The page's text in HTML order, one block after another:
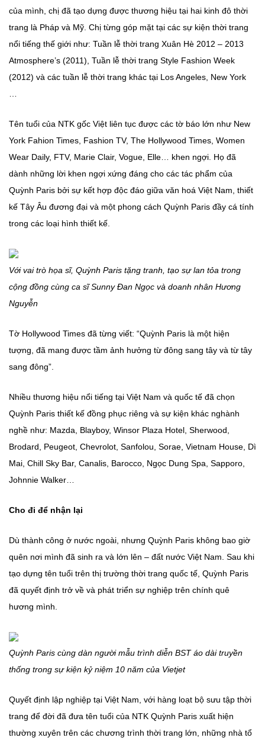
của mình, chị đã tạo dựng được thương hiệu tại hai kinh đô thời
trang là Pháp và Mỹ. Chị từng góp mặt tại các sự kiện thời trang
nổi tiếng thế giới như: Tuần lễ thời trang Xuân Hè 2012 – 2013
Atmosphere’s (2011), Tuần lễ thời trang Style Fashion Week
(2012) và các tuần lễ thời trang khác tại Los Angeles, New York
…
Tên tuổi của NTK gốc Việt liên tục được các tờ báo lớn như New
York Fahion Times, Fashion TV, The Hollywood Times, Women
Wear Daily, FTV, Marie Clair, Vogue, Elle… khen ngợi. Họ đã
dành những lời khen ngợi xứng đáng cho các tác phẩm của
Quỳnh Paris bởi sự kết hợp độc đáo giữa văn hoá Việt Nam, thiết
kế Tây Âu đương đại và một phong cách Quỳnh Paris đầy cá tính
trong các loại hình thiết kế.
Với vai trò họa sĩ, Quỳnh Paris tặng tranh, tạo sự lan tỏa trong
cộng đồng cùng ca sĩ Sunny Đan Ngọc và doanh nhân Hương
Nguyễn
Tờ Hollywood Times đã từng viết: “Quỳnh Paris là một hiện
tượng, đã mang được tầm ảnh hưởng từ đông sang tây và từ tây
sang đông”.
Nhiều thương hiệu nổi tiếng tại Việt Nam và quốc tế đã chọn
Quỳnh Paris thiết kế đồng phục riêng và sự kiện khác nghành
nghề như: Mazda, Blayboy, Winsor Plaza Hotel, Sherwood,
Brodard, Peugeot, Chevrolot, Sanfolou, Sorae, Vietnam House, Dì
Mai, Chill Sky Bar, Canalis, Barocco, Ngọc Dung Spa, Sapporo,
Johnnie Walker…
Cho đi để nhận lại
Dù thành công ở nước ngoài, nhưng Quỳnh Paris không bao giờ
quên nơi mình đã sinh ra và lớn lên – đất nước Việt Nam. Sau khi
tạo dựng tên tuổi trên thị trường thời trang quốc tế, Quỳnh Paris
đã quyết định trở về và phát triển sự nghiệp trên chính quê
hương mình.
Quỳnh Paris cùng dàn người mẫu trình diễn BST áo dài truyền
thống trong sự kiện kỷ niệm 10 năm của Vietjet
Quyết định lập nghiệp tại Việt Nam, với hàng loạt bộ sưu tập thời
trang để đời đã đưa tên tuổi của NTK Quỳnh Paris xuất hiện
thường xuyên trên các chương trình thời trang lớn, những nhà tổ